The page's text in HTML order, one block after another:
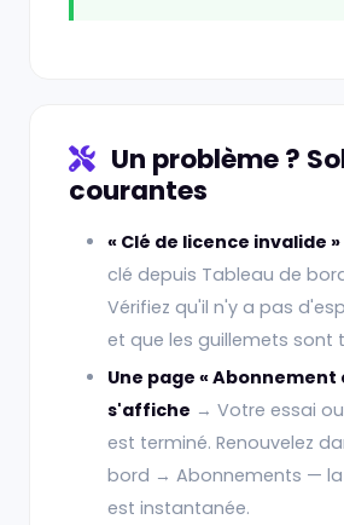
Un problème ?
courantes
« Clé de licence invalide »
clé depuis Tableau de
Vérifiez qu'il n'y a pas
et que les guillemets sont
Une page « Abonnement
s'affiche → Votre essai
est terminé. Renouvelez
bord → Abonnements —
est instantanée.